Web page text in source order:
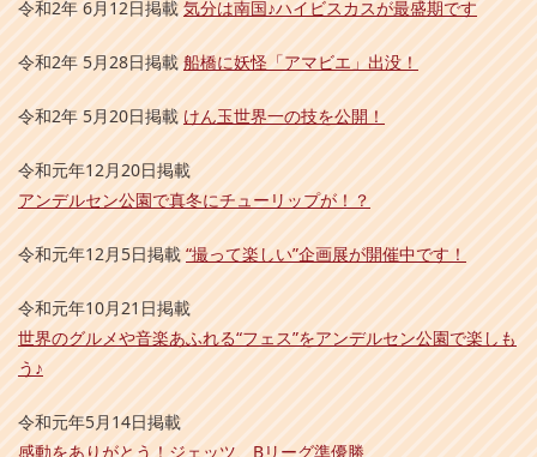
令和2年 6月12日掲載 気分は南国♪ハイビスカスが最盛期です
令和2年 5月28日掲載 船橋に妖怪「アマビエ」出没！
令和2年 5月20日掲載 けん玉世界一の技を公開！
令和元年12月20日掲載
アンデルセン公園で真冬にチューリップが！？
令和元年12月5日掲載 “撮って楽しい”企画展が開催中です！
令和元年10月21日掲載
世界のグルメや音楽あふれる“フェス”をアンデルセン公園で楽しも
う♪
令和元年5月14日掲載
感動をありがとう！ジェッツ、Bリーグ準優勝